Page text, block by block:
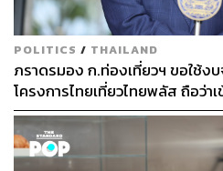
POLITICS / THAILAND
ภราดรมอง ก.ท่องเที่ยวฯ ขอใช้ง
โครงการไทยเที่ยวไทยพลัส ถือว่า